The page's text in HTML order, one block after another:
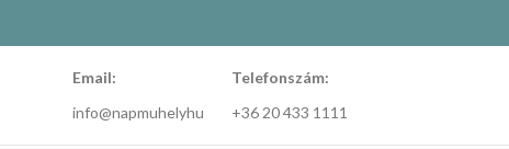
Email:
info@napmuhelyhu
Telefonszám:
+36 20 433 1111